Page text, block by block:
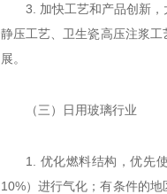
3. 加快工艺和产品创新
静压工艺、卫生瓷高压注浆
展。
（三）日用玻璃行业
1. 优化燃料结构，优先
10%）进行气化；有条件的